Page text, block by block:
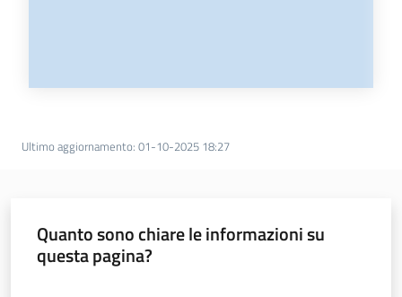
Ultimo aggiornamento: 01-10-2025 18:27
Quanto sono chiare le informazioni su
questa pagina?